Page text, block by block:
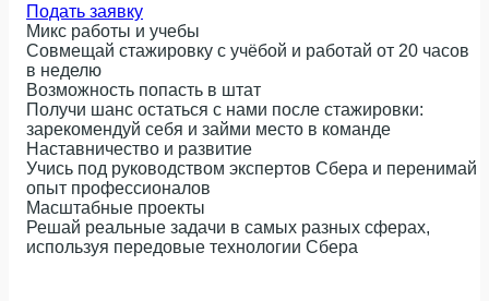
Подать заявку
Микс работы и учебы
Совмещай стажировку с учёбой и работай от 20 часов
в неделю
Возможность попасть в штат
Получи шанс остаться с нами после стажировки:
зарекомендуй себя и займи место в команде
Наставничество и развитие
Учись под руководством экспертов Сбера и перенимай
опыт профессионалов
Масштабные проекты
Решай реальные задачи в самых разных сферах,
используя передовые технологии Сбера